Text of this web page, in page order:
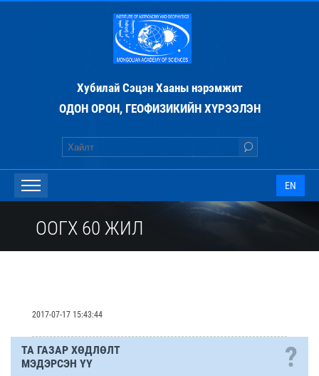
Хубилай Сэцэн Хааны нэрэмжит
ОДОН ОРОН, ГЕОФИЗИКИЙН ХҮРЭЭЛЭН
EN
ООГХ 60 ЖИЛ
2017-07-17 15:43:44
ТА ГАЗАР ХӨДЛӨЛТ
МЭДЭРСЭН ҮҮ
?